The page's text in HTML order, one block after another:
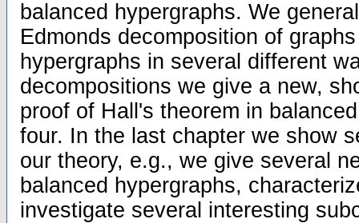
balanced hypergraphs. We
Edmonds decomposition of
hypergraphs in several different
decompositions we give a new,
proof of Hall's theorem in
four. In the last chapter we show
our theory, e.g., we give several
balanced hypergraphs,
investigate several interesting